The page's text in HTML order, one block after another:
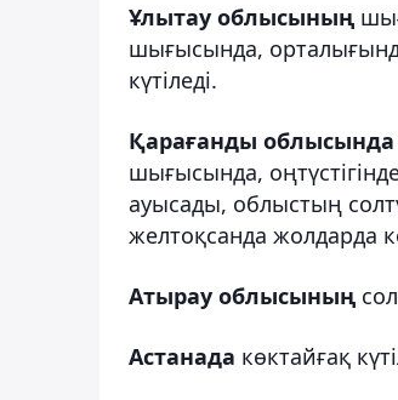
Ұлытау облысының
шығысында,
күтіледі.
Қарағанды облысында
шығысында,
ауысады, облыстың
желтоқсанда жолдарда
Атырау облысының
Астанада көктайғақ